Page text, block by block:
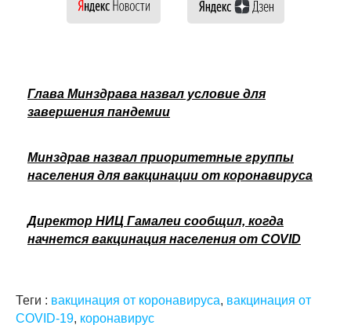
Глава Минздрава назвал условие для
завершения пандемии
Минздрав назвал приоритетные группы
населения для вакцинации от коронавируса
Директор НИЦ Гамалеи сообщил, когда
начнется вакцинация населения от COVID
Теги : вакцинация от коронавируса, вакцинация от
COVID-19, коронавирус